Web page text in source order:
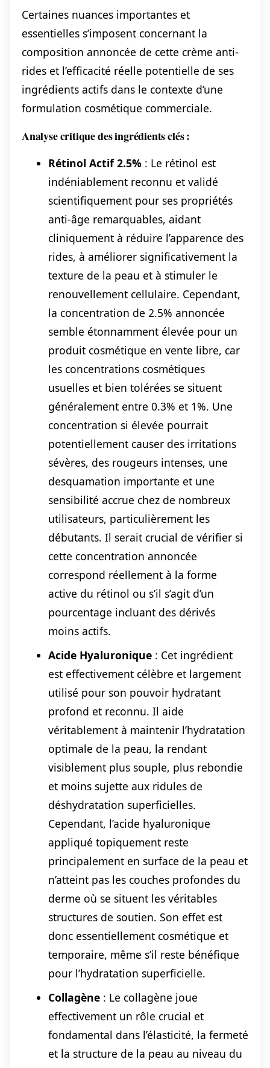
Certaines nuances importantes et
essentielles s’imposent concernant la
composition annoncée de cette crème anti-
rides et l’efficacité réelle potentielle de ses
ingrédients actifs dans le contexte d’une
formulation cosmétique commerciale.
Analyse critique des ingrédients clés :
Rétinol Actif 2.5% : Le rétinol est
indéniablement reconnu et validé
scientifiquement pour ses propriétés
anti-âge remarquables, aidant
cliniquement à réduire l’apparence des
rides, à améliorer significativement la
texture de la peau et à stimuler le
renouvellement cellulaire. Cependant,
la concentration de 2.5% annoncée
semble étonnamment élevée pour un
produit cosmétique en vente libre, car
les concentrations cosmétiques
usuelles et bien tolérées se situent
généralement entre 0.3% et 1%. Une
concentration si élevée pourrait
potentiellement causer des irritations
sévères, des rougeurs intenses, une
desquamation importante et une
sensibilité accrue chez de nombreux
utilisateurs, particulièrement les
débutants. Il serait crucial de vérifier si
cette concentration annoncée
correspond réellement à la forme
active du rétinol ou s’il s’agit d’un
pourcentage incluant des dérivés
moins actifs.
Acide Hyaluronique : Cet ingrédient
est effectivement célèbre et largement
utilisé pour son pouvoir hydratant
profond et reconnu. Il aide
véritablement à maintenir l’hydratation
optimale de la peau, la rendant
visiblement plus souple, plus rebondie
et moins sujette aux ridules de
déshydratation superficielles.
Cependant, l’acide hyaluronique
appliqué topiquement reste
principalement en surface de la peau et
n’atteint pas les couches profondes du
derme où se situent les véritables
structures de soutien. Son effet est
donc essentiellement cosmétique et
temporaire, même s’il reste bénéfique
pour l’hydratation superficielle.
Collagène : Le collagène joue
effectivement un rôle crucial et
fondamental dans l’élasticité, la fermeté
et la structure de la peau au niveau du